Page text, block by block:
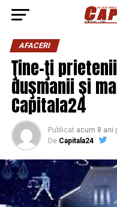
AFACERI
Ţine-ţi
duşmanii şi
Capitala24
Publicat acum 8 ani
De Capitala24